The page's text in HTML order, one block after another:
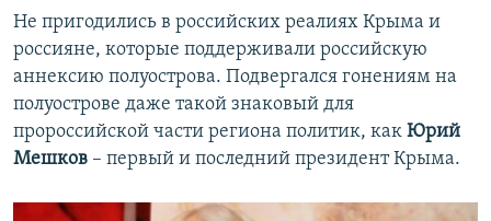
Не пригодились в российских реалиях Крыма и
россияне, которые поддерживали российскую
аннексию полуострова. Подвергался гонениям на
полуострове даже такой знаковый для
пророссийской части региона политик, как Юрий
Мешков – первый и последний президент Крыма.